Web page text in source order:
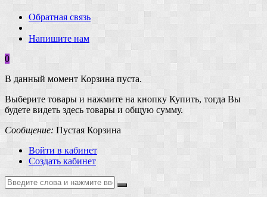
Обратная связь
Напишите нам
0
В данный момент Корзина пуста.
Выберите товары и нажмите на кнопку Купить, тогда Вы
будете видеть здесь товары и общую сумму.
Сообщение: Пустая Корзина
Войти в кабинет
Создать кабинет